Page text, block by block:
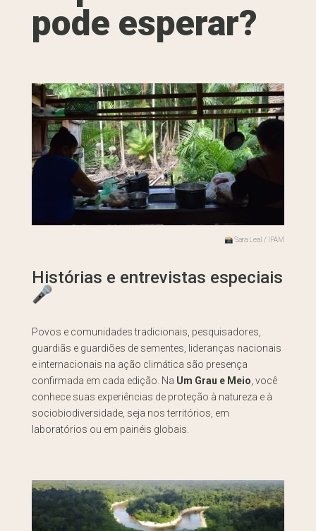
pode esperar?
📸 Sara Leal / IPAM
Histórias e entrevistas especiais
🎤
Povos e comunidades tradicionais, pesquisadores,
guardiãs e guardiões de sementes, lideranças nacionais
e internacionais na ação climática são presença
confirmada em cada edição. Na Um Grau e Meio, você
conhece suas experiências de proteção à natureza e à
sociobiodiversidade, seja nos territórios, em
laboratórios ou em painéis globais.